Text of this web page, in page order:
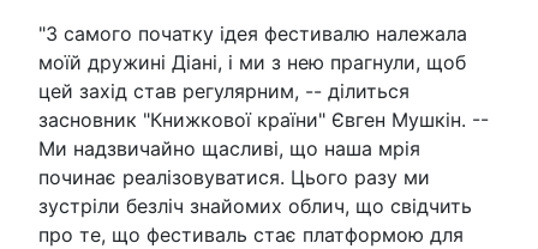
"З самого початку ідея фестивалю належала
моїй дружині Діані, і ми з нею прагнули, щоб
цей захід став регулярним, -- ділиться
засновник "Книжкової країни" Євген Мушкін. --
Ми надзвичайно щасливі, що наша мрія
починає реалізовуватися. Цього разу ми
зустріли безліч знайомих облич, що свідчить
про те, що фестиваль стає платформою для